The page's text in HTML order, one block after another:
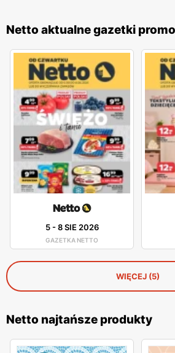
Netto aktualne gazetki
5-8 SIE 2026
GAZETKA NETTO
WIĘCEJ (5)
Netto najtańsze produkty